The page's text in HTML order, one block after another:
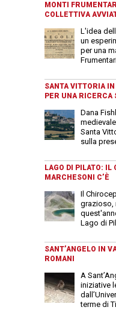
MONTI
COLLETTIVA
L'idea
un
per una
SANTA VITTORIA
PER UNA RICERCA
Dana
Santa
sulla
LAGO DI PILATO: IL
MARCHESONI C’È
Il
grazioso,
Lago di
SANT’ANGELO IN
ROMANI
A
iniziative
terme di